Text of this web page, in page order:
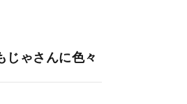
じゃさんに色々